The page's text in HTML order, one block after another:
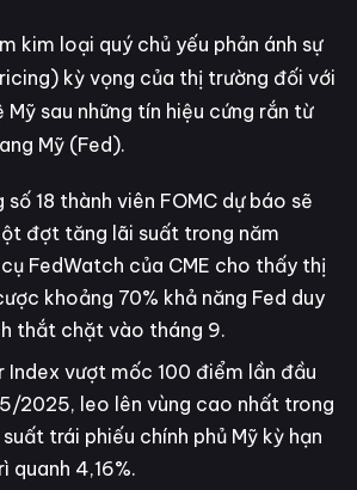
kim loại quý chủ yếu phản ánh sự
kỳ vọng của thị trường đối với
sau những tín hiệu cứng rắn từ
Mỹ (Fed).
18 thành viên FOMC dự báo sẽ
đợt tăng lãi suất trong năm
FedWatch của CME cho thấy thị
khoảng 70% khả năng Fed duy
thắt chặt vào tháng 9.
Index vượt mốc 100 điểm lần đầu
2025, leo lên vùng cao nhất trong
trái phiếu chính phủ Mỹ kỳ hạn
quanh 4,16%.